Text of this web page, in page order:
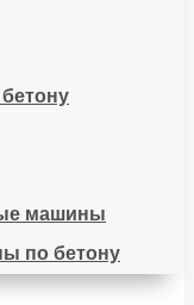
машины
по бетону